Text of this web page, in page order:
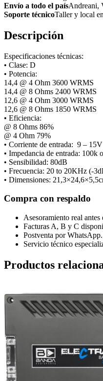
FULL
RANGE
UN
cantidad
Envío a todo el paísAndreani,
Soporte técnicoTaller y local
Descripción
Especificaciones técnicas:
• Clase: D
• Potencia:
14,4 @ 4 Ohm 3600 WRMS
14,4 @ 8 Ohms 2400 WRMS
12,6 @ 4 Ohm 3000 WRMS
12,6 @ 8 Ohms 1850 WRMS
• Eficiencia:
@ 8 Ohms 86%
@ 4 Ohm 79%
• Corriente de entrada: 9 – 15V
• Impedancia de entrada: 100k
• Sensibilidad: 80dB
• Frecuencia: 20 to 20KHz (-
• Dimensiones:
Compra con respaldo
Asesoramiento real antes
Facturas A, B y C
Postventa por WhatsApp.
Servicio técnico
Productos